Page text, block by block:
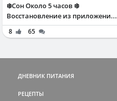
❄️Сон Около 5 часов ❄️
Восстановление из приложени...
8 65
ДНЕВНИК ПИТАНИЯ
РЕЦЕПТЫ